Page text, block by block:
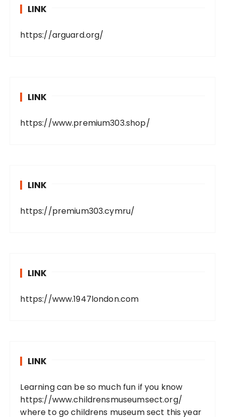
LINK
https://arguard.org/
LINK
https://www.premium303.shop/
LINK
https://premium303.cymru/
LINK
https://www.1947london.com
LINK
Learning can be so much fun if you know
https://www.childrensmuseumsect.org/
where to go childrens museum sect this year